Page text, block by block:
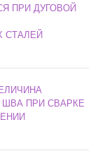
ПРИ ДУГОВОЙ
СТАЛЕЙ
ПРИ СВАРКЕ